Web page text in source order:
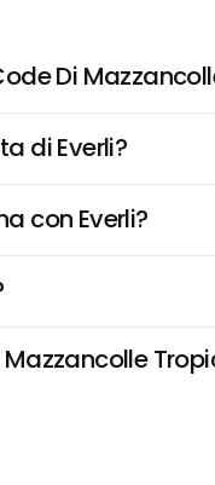
Di
di Everli?
con Everli?